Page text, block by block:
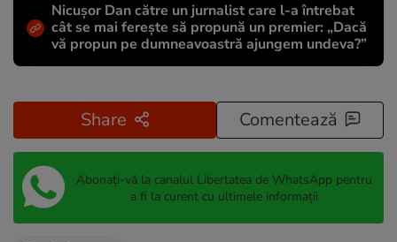
Nicușor Dan către un jurnalist care l-a întrebat
cât se mai ferește să propună un premier: „Dacă
vă propun pe dumneavoastră ajungem undeva?”
Share Comentează
Abonați-vă la canalul Libertatea de WhatsApp pentru
a fi la curent cu ultimele informații